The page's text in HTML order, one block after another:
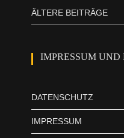
ÄLTERE BEITRÄGE
IMPRESSUM UND
DATENSCHUTZ
IMPRESSUM